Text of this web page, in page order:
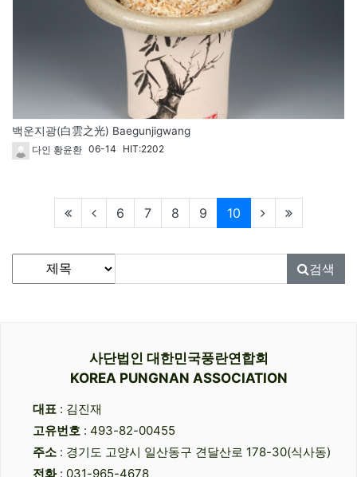
백운지광(白雲之光) Baegunjigwang
다인 황윤환 06-14 HIT:2202
6 7 8 9 10 현재페이지
게시물 검색
검색대상
검색어필수 검색
사단법인 대한민국풍란연합회
KOREA PUNGNAN ASSOCIATION
대표 : 김진재
고유번호 : 493-82-00455
주소 : 경기도 고양시 일산동구 견달산로 178-30(식사동)
전화: 031-965-4678